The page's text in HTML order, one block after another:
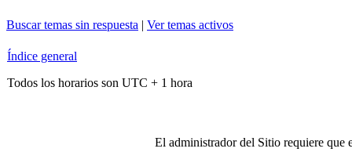
Buscar temas sin respuesta | Ver temas activos
Índice general
Todos los horarios son UTC + 1 hora
El administrador del Sitio requiere que